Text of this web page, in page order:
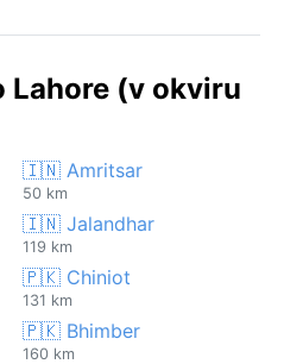
Lahore (v okviru
🇮🇳 Amritsar
50 km
🇮🇳 Jalandhar
119 km
🇵🇰 Chiniot
131 km
🇵🇰 Bhimber
160 km